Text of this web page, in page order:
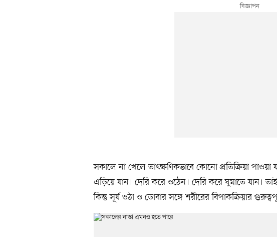
সকালে না খেলে তাৎক্ষণিকভাবে কোনো প্রতিক্রিয়া
এড়িয়ে যান। দেরি করে ওঠেন। দেরি করে ঘুমাতে যান।
কিন্তু সূর্য ওঠা ও ডোবার সঙ্গে শরীরের বিপাকক্রিয়ার